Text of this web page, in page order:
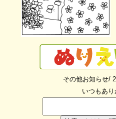
その他お知らせ/
いつもあり